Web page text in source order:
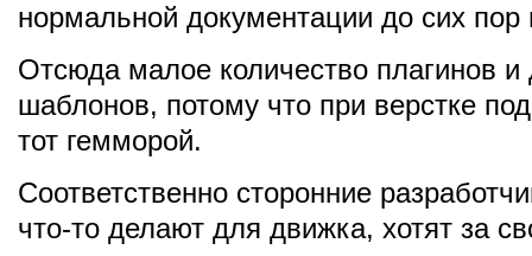
нормальной документации до сих пор
Отсюда малое количество плагинов и
шаблонов, потому что при верстке
тот гемморой.
Соответственно сторонние
что-то делают для движка, хотят за